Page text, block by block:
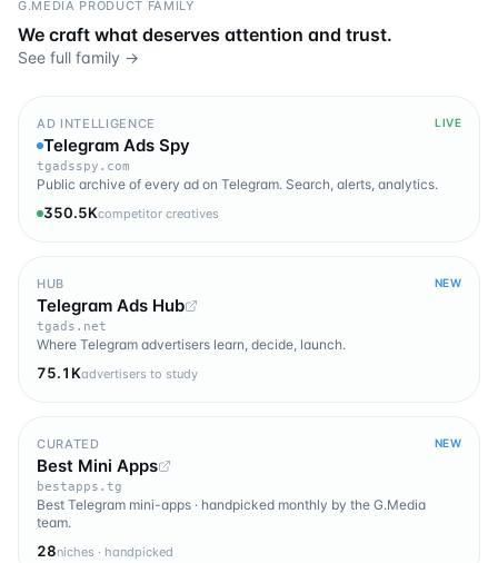
G.MEDIA PRODUCT FAMILY
We craft what deserves attention and trust.
See full family →
AD INTELLIGENCE LIVE
Telegram Ads Spy
tgadsspy.com
Public archive of every ad on Telegram. Search, alerts, analytics.
350.5Kcompetitor creatives
HUB NEW
Telegram Ads Hub
tgads.net
Where Telegram advertisers learn, decide, launch.
75.1Kadvertisers to study
CURATED NEW
Best Mini Apps
bestapps.tg
Best Telegram mini-apps · handpicked monthly by the G.Media
team.
28niches · handpicked